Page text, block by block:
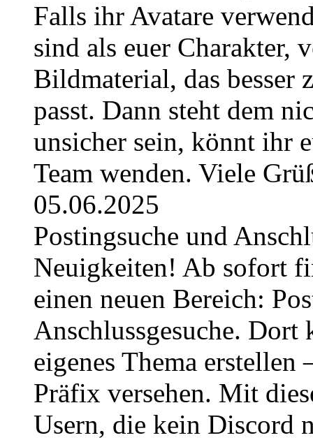
Falls ihr Avatare
sind als euer Charakter,
Bildmaterial, das besser
passt. Dann steht dem
unsicher sein, könnt ihr
Team wenden. Viele
05.06.2025
Postingsuche und
Neuigkeiten! Ab sofort
einen neuen Bereich:
Anschlussgesuche.
eigenes Thema erstellen
Präfix versehen. Mit
Usern, die kein Discord